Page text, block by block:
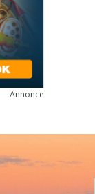
Annonce